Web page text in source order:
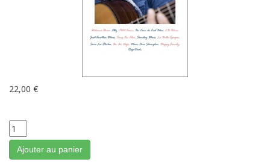
22,00 €
Ajouter au panier